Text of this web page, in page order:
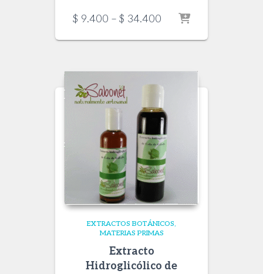
$ 9.400 – $ 34.400 Price
$ 9.400
EXTRACTOS BOTÁNICOS
MATERIAS PRIMAS
Extracto
Hidroglicólico de